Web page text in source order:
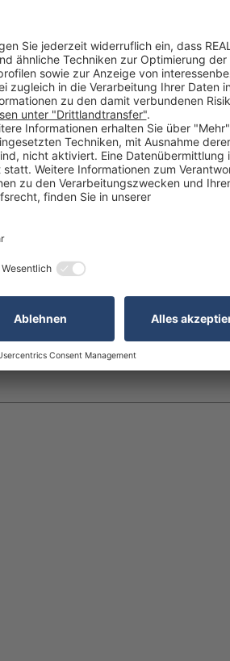
+49 (0)7024 /
Kostenfrei innerhalb
E-Mail:
Unsere Geschäftszeiten
Montag bis Freitag: 8:00